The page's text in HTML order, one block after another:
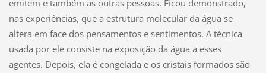
emitem e também as outras pessoas. Ficou demonstrado,
nas experiências, que a estrutura molecular da água se
altera em face dos pensamentos e sentimentos. A técnica
usada por ele consiste na exposição da água a esses
agentes. Depois, ela é congelada e os cristais formados são